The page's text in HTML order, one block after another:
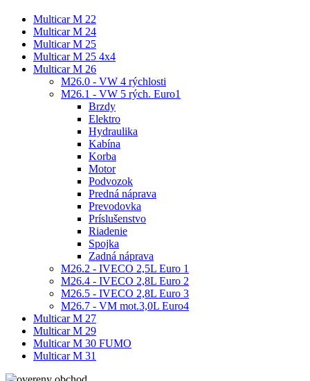
Multicar M 22
Multicar M 24
Multicar M 25
Multicar M 25 4x4
Multicar M 26
M26.0 - VW 4 rýchlosti
M26.1 - VW 5 rých. Euro1
Brzdy
Elektro
Hydraulika
Kabína
Korba
Motor
Podvozok
Predná náprava
Prevodovka
Príslušenstvo
Riadenie
Spojka
Zadná náprava
M26.2 - IVECO 2,5L Euro 1
M26.4 - IVECO 2,8L Euro 2
M26.5 - IVECO 2,8L Euro 3
M26.7 - VM mot.3,0L Euro4
Multicar M 27
Multicar M 29
Multicar M 30 FUMO
Multicar M 31